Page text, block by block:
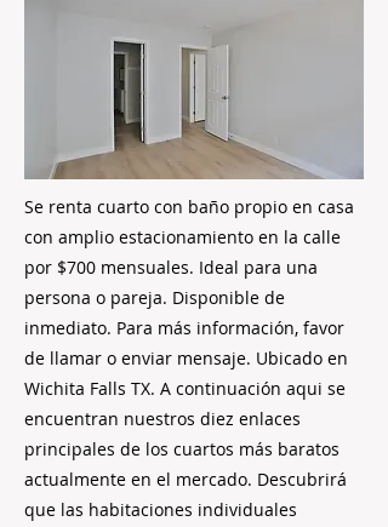
Se renta cuarto con baño propio en casa
con amplio estacionamiento en la calle
por $700 mensuales. Ideal para una
persona o pareja. Disponible de
inmediato. Para más información, favor
de llamar o enviar mensaje. Ubicado en
Wichita Falls TX. A continuación aqui se
encuentran nuestros diez enlaces
principales de los cuartos más baratos
actualmente en el mercado. Descubrirá
que las habitaciones individuales